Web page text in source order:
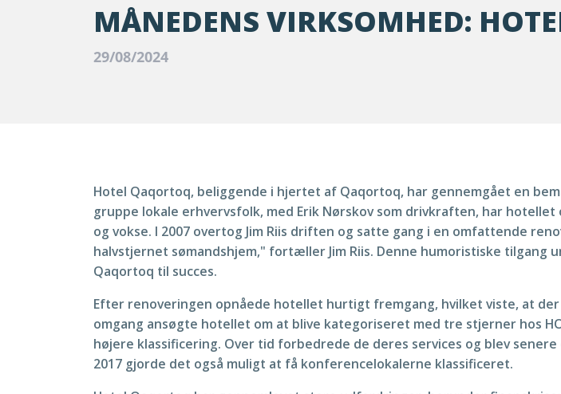
MÅNEDENS VIRKSOMHED:
29/08/2024
Hotel Qaqortoq, beliggende i hjertet af Qaqortoq, har gennemgået en
gruppe lokale erhvervsfolk, med Erik Nørskov som drivkraften, har
og vokse. I 2007 overtog Jim Riis driften og satte gang i en omfattende
halvstjernet sømandshjem," fortæller Jim Riis. Denne humoristiske tilgang
Qaqortoq til succes.
Efter renoveringen opnåede hotellet hurtigt fremgang, hvilket viste, at
omgang ansøgte hotellet om at blive kategoriseret med tre stjerner hos
højere klassificering. Over tid forbedrede de deres services og blev
2017 gjorde det også muligt at få konferencelokalerne klassificeret.